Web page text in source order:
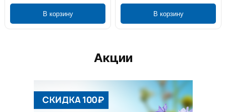
В корзину В корзину
Акции